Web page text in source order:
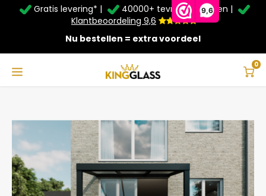
9,6
Service & Contact
Afhalen
Montage
Taal
Deutsch
Gratis levering* |
40000+ tevreden klanten |
Klantbeoordeling 9,6
Nu bestellen = extra voordeel
0
Zomer Deals: Tot 20% kortingop schuifwanden en
veranda's +€20extra kassa korting*
Serre in zwart van 3,06 x 3 meter